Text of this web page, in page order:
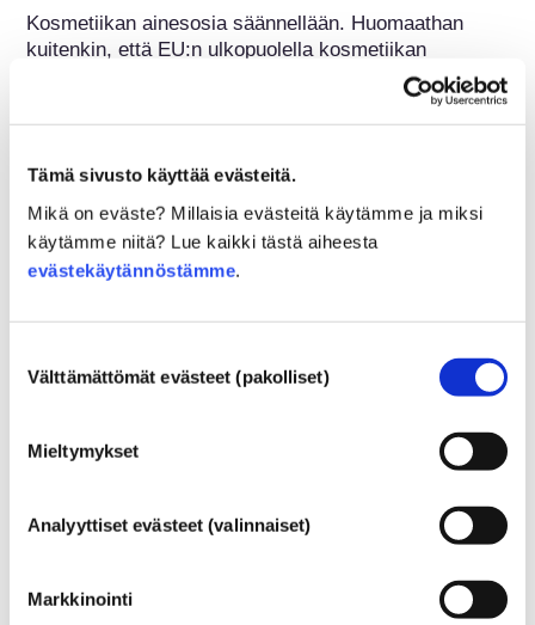
Tämä sivusto käyttää evästeitä.
Mikä on eväste? Millaisia evästeitä käytämme ja miksi
käytämme niitä? Lue kaikki tästä aiheesta
evästekäytännöstämme.
valinta
Välttämättömät evästeet (pakolliset)
Mieltymykset
Analyyttiset evästeet (valinnaiset)
Markkinointi
Kosmetiikan ainesosia säännellään. Huomaathan
kuitenkin, että EU:n ulkopuolella kosmetiikan
ainesosasääntely voi poiketa EU-sääntelystä.
Kosmetiikkaan liittyviä
perustietoja
Miten kosmetiikkatuotteiden turvallisuus
Tiukalla lainsäädännöllä varmistetaan, että
tuotteet ovat turvallisia ihmisille. Yritykset
kosmetiikkatuotteiden turvallisuudesta.
Lue lisää
häiritsevistä kemikaaleista?
Joidenkin kosmetiikassa ja henkilökohtaisen
hygienian tuotteissa käytettyjen ainesosien on
väitetty olevan hormonitoimintaa häiritseviä